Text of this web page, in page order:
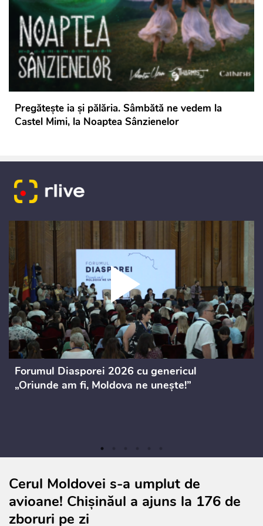
Pregătește ia și pălăria. Sâmbătă ne vedem la
Castel Mimi, la Noaptea Sânzienelor
Forumul Diasporei 2026 cu genericul
„Oriunde am fi, Moldova ne unește!”
Cerul Moldovei s-a umplut de
avioane! Chișinăul a ajuns la 176 de
zboruri pe zi